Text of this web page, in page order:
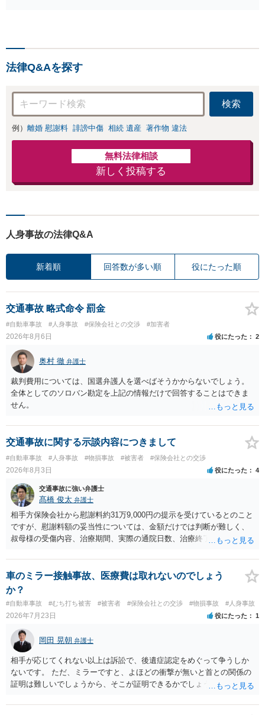
お店の風評被害対
応可：開示請求の
意見照会が来たと
きの対処法、被害
者との示談交渉
法律Q&Aを探す
検索
例） 離婚 慰謝料 誹謗中傷 相続 遺産 著作物 違法
無料法律相談
新しく投稿する
人身事故の法律Q&A
新着順 回答数が多い順 役にたった順
交通事故 略式命令 罰金
#自動車事故 #人身事故 #保険会社との交渉 #加害者
2026年8月6日 役にたった 2
奥村 徹 弁護士
裁判費用については、国選弁護人を選べばそうかからないでしょう。
全体としてのソロバン勘定を上記の情報だけで回答することはできま
せん。
交通事故に関する示談内容につきまして
#自動車事故 #人身事故 #物損事故 #被害者 #保険会社との交渉
2026年8月3日 役にたった 4
交通事故に強い弁護士
髙橋 俊太 弁護士
相手方保険会社から慰謝料約31万9,000円の提示を受けているとのこと
ですが、慰謝料額の妥当性については、金額だけでは判断が難しく、
叔母様の受傷内容、治療期間、実際の通院日数、治療終了の経緯、後
確認する必要があります。保険会社から提示される慰謝料額について
は、弁護士が介入することにより増額を検討できる場合がありますの
で、以下の資料・情報を準備した上で、弁護士に個別に相談すること
をお勧めいたします。 ・相手方保険会社から届いている示談金額の提
示書類 ・叔母様の診断名、けがの内容 ・治療開始日及び治療終了日
・入院の有無、通院回数 ・現在も症状が残っているか ・叔母様ご本人
やご家族等が加入している保険に、今回の事故で利用できる弁護士費
用特約が付帯しているか なお、被害者は叔母様ご本人となりますの
で、弁護士が受任する場合には、叔母様ご本人の依頼意思等を確認す
る必要があります。日本語での十分な意思疎通が難しいとのことです
ので、そのあたりのご事情も踏まえて、依頼意思の確認方法等を検討
車のミラー接触事故、医療費は取れないのでしょう
か？
#自動車事故 #むち打ち被害 #被害者 #保険会社との交渉 #物損事故 #人身事故
2026年7月23日 役にたった 1
岡田 晃朝 弁護士
相手が応じてくれない以上は訴訟で、後遺症認定をめぐって争うしか
ないです。 ただ、ミラーですと、よほどの衝撃が無いと首との関係の
証明は難しいでしょうから、そこが証明できるかでしょうね。